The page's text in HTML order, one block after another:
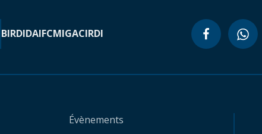
BIRDIDAIFCMIGACIRDI
Évènements